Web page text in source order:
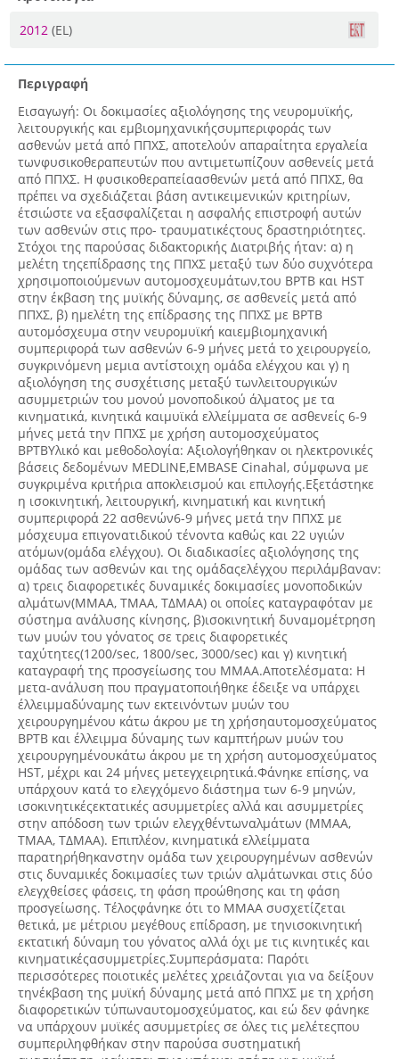
2012 (EL)
Περιγραφή
Εισαγωγή: Οι δοκιμασίες αξιολόγησης της νευρομυϊκής,
λειτουργικής και εμβιομηχανικήςσυμπεριφοράς των
ασθενών μετά από ΠΠΧΣ, αποτελούν απαραίτητα εργαλεία
τωνφυσικοθεραπευτών που αντιμετωπίζουν ασθενείς μετά
από ΠΠΧΣ. Η φυσικοθεραπείαασθενών μετά από ΠΠΧΣ, θα
πρέπει να σχεδιάζεται βάση αντικειμενικών κριτηρίων,
έτσιώστε να εξασφαλίζεται η ασφαλής επιστροφή αυτών
των ασθενών στις προ- τραυματικέςτους δραστηριότητες.
Στόχοι της παρούσας διδακτορικής Διατριβής ήταν: α) η
μελέτη τηςεπίδρασης της ΠΠΧΣ μεταξύ των δύο συχνότερα
χρησιμοποιούμενων αυτομοσχευμάτων,του BPTB και HST
στην έκβαση της μυϊκής δύναμης, σε ασθενείς μετά από
ΠΠΧΣ, β) ημελέτη της επίδρασης της ΠΠΧΣ με BPTB
αυτομόσχευμα στην νευρομυϊκή καιεμβιομηχανική
συμπεριφορά των ασθενών 6-9 μήνες μετά το χειρουργείο,
συγκρινόμενη μεμια αντίστοιχη ομάδα ελέγχου και γ) η
αξιολόγηση της συσχέτισης μεταξύ τωνλειτουργικών
ασυμμετριών του μονού μονοποδικού άλματος με τα
κινηματικά, κινητικά καιμυϊκά ελλείμματα σε ασθενείς 6-9
μήνες μετά την ΠΠΧΣ με χρήση αυτομοσχεύματος
BPTBΥλικό και μεθοδολογία: Αξιολογήθηκαν οι ηλεκτρονικές
βάσεις δεδομένων MEDLINE,EMBASE Cinahal, σύμφωνα με
συγκριμένα κριτήρια αποκλεισμού και επιλογής.Εξετάστηκε
η ισοκινητική, λειτουργική, κινηματική και κινητική
συμπεριφορά 22 ασθενών6-9 μήνες μετά την ΠΠΧΣ με
μόσχευμα επιγονατιδικού τένοντα καθώς και 22 υγιών
ατόμων(ομάδα ελέγχου). Οι διαδικασίες αξιολόγησης της
ομάδας των ασθενών και της ομάδαςελέγχου περιλάμβαναν:
α) τρεις διαφορετικές δυναμικές δοκιμασίες μονοποδικών
αλμάτων(ΜΜΑΑ, ΤΜΑΑ, ΤΔΜΑΑ) οι οποίες καταγραφόταν με
σύστημα ανάλυσης κίνησης, β)ισοκινητική δυναμομέτρηση
των μυών του γόνατος σε τρεις διαφορετικές
ταχύτητες(1200/sec, 1800/sec, 3000/sec) και γ) κινητική
καταγραφή της προσγείωσης του ΜΜΑΑ.Αποτελέσματα: Η
μετα-ανάλυση που πραγματοποιήθηκε έδειξε να υπάρχει
έλλειμμαδύναμης των εκτεινόντων μυών του
χειρουργημένου κάτω άκρου με τη χρήσηαυτομοσχεύματος
BPTB και έλλειμμα δύναμης των καμπτήρων μυών του
χειρουργημένουκάτω άκρου με τη χρήση αυτομοσχεύματος
HST, μέχρι και 24 μήνες μετεγχειρητικά.Φάνηκε επίσης, να
υπάρχουν κατά το ελεγχόμενο διάστημα των 6-9 μηνών,
ισοκινητικέςεκτατικές ασυμμετρίες αλλά και ασυμμετρίες
στην απόδοση των τριών ελεγχθέντωναλμάτων (ΜΜΑΑ,
ΤΜΑΑ, ΤΔΜΑΑ). Επιπλέον, κινηματικά ελλείμματα
παρατηρήθηκανστην ομάδα των χειρουργημένων ασθενών
στις δυναμικές δοκιμασίες των τριών αλμάτωνκαι στις δύο
ελεγχθείσες φάσεις, τη φάση προώθησης και τη φάση
προσγείωσης. Τέλοςφάνηκε ότι το ΜΜΑΑ συσχετίζεται
θετικά, με μέτριου μεγέθους επίδραση, με τηνισοκινητική
εκτατική δύναμη του γόνατος αλλά όχι με τις κινητικές και
κινηματικέςασυμμετρίες.Συμπεράσματα: Παρότι
περισσότερες ποιοτικές μελέτες χρειάζονται για να δείξουν
τηνέκβαση της μυϊκή δύναμης μετά από ΠΠΧΣ με τη χρήση
διαφορετικών τύπωναυτομοσχεύματος, και εώ δεν φάνηκε
να υπάρχουν μυϊκές ασυμμετρίες σε όλες τις μελέτεςπου
συμπεριληφθήκαν στην παρούσα συστηματική